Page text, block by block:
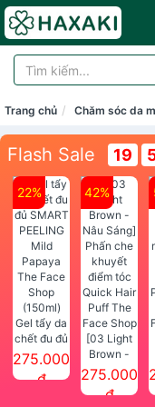
Trang chủ Chăm sóc da
Flash Sale 19
22%
Gel tẩy da
chết đu đủ
SMART
PEELING
275.000
đ
42%
[03 Light
Brown -
Nâu Sáng]
Phấn che
275.000
đ